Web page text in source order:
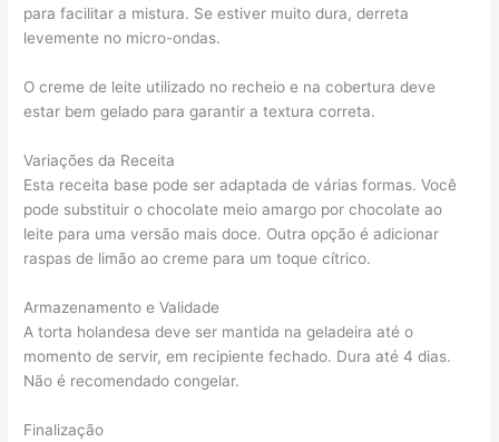
para facilitar a mistura. Se estiver muito dura, derreta
levemente no micro-ondas.
O creme de leite utilizado no recheio e na cobertura deve
estar bem gelado para garantir a textura correta.
Variações da Receita
Esta receita base pode ser adaptada de várias formas. Você
pode substituir o chocolate meio amargo por chocolate ao
leite para uma versão mais doce. Outra opção é adicionar
raspas de limão ao creme para um toque cítrico.
Armazenamento e Validade
A torta holandesa deve ser mantida na geladeira até o
momento de servir, em recipiente fechado. Dura até 4 dias.
Não é recomendado congelar.
Finalização